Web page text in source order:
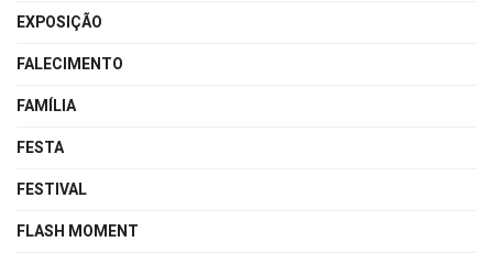
EXPOSIÇÃO
FALECIMENTO
FAMÍLIA
FESTA
FESTIVAL
FLASH MOMENT